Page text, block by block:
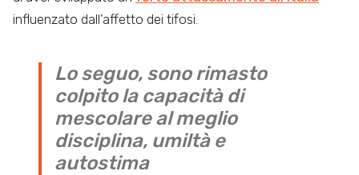
influenzato dall’affetto dei tifosi.
Lo seguo, sono rimasto
colpito la capacità di
mescolare al meglio
disciplina, umiltà e
autostima